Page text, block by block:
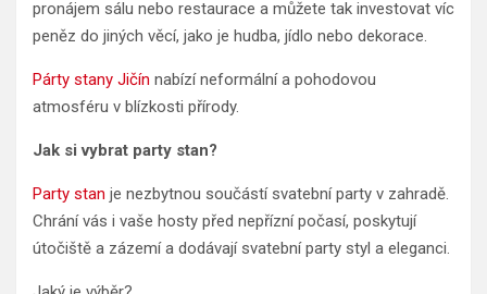
pronájem sálu nebo restaurace a můžete tak investovat víc
peněz do jiných věcí, jako je hudba, jídlo nebo dekorace.
Párty stany Jičín nabízí neformální a pohodovou
atmosféru v blízkosti přírody.
Jak si vybrat party stan?
Party stan je nezbytnou součástí svatební party v zahradě.
Chrání vás i vaše hosty před nepřízní počasí, poskytují
útočiště a zázemí a dodávají svatební party styl a eleganci.